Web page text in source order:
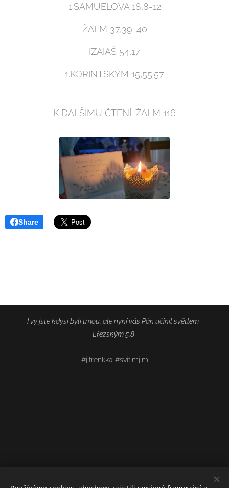
1.SAMUELOVA 18,8-12
ŽALM 37,39-40
IZAIÁŠ 54,17
1.KORINTSKÝM 15,55.57
K DALŠÍMU ČTENÍ: ŽALM 116
Share
I vy jste kdysi byli tmou, ale nyní vás Pán učinil světlem.
Efezským 5,8
#jitrenkka #svitimjim